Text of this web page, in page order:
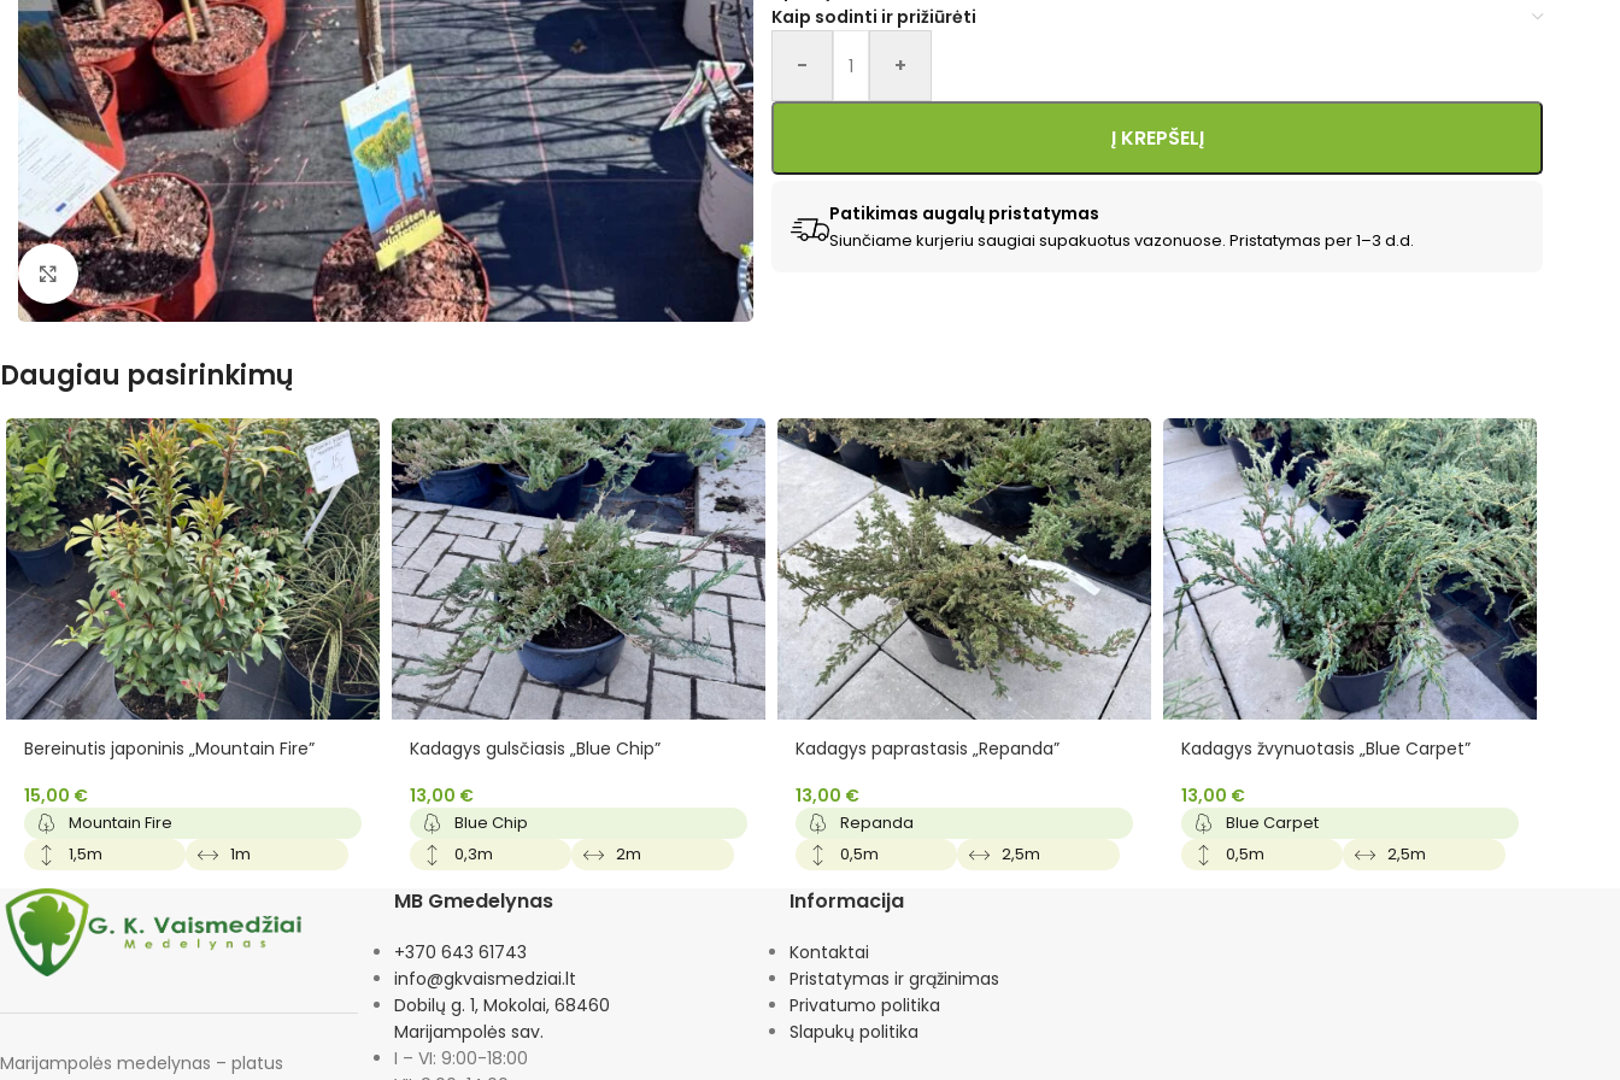
Išdidinti nuotrauką
Kaip sodinti ir prižiūrėti
- +
Į KREPŠELĮ
Patikimas augalų pristatymas
Siunčiame kurjeriu saugiai supakuotus vazonuose. Pristatymas per 1–3 d.d.
Daugiau pasirinkimų
Bereinutis japoninis „Mountain Fire”
15,00 €
Mountain Fire
1,5m
1m
Kadagys gulsčiasis „Blue Chip”
13,00 €
Blue Chip
0,3m
2m
Kadagys paprastasis „Repanda”
13,00 €
Repanda
0,5m
2,5m
Kadagys žvynuotasis „Blue Carpet”
13,00 €
Blue Carpet
0,5m
2,5m
Marijampolės medelynas – platus
MB Gmedelynas
+370 643 61743
info@gkvaismedziai.lt
Dobilų g. 1, Mokolai, 68460
Marijampolės sav.
I – VI: 9:00-18:00
Informacija
Kontaktai
Pristatymas ir grąžinimas
Privatumo politika
Slapukų politika